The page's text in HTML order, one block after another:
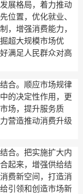
展格局，着力推动
位置，优化就业、
，增强消费能力，
超大规模市场优
满足人民群众对高
合。 顺应市场规律
的决定性作用，更
场，提升服务质
营造推动消费升级
合。 把实施扩大内
起来，增强供给结
费新空间，打造消
引领和创造市场新